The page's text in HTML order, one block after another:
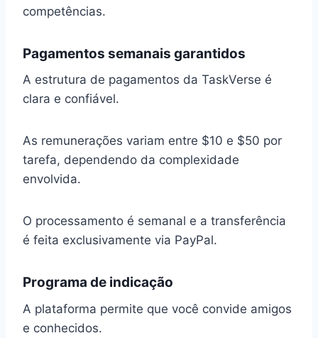
competências.
Pagamentos semanais garantidos
A estrutura de pagamentos da TaskVerse é
clara e confiável.
As remunerações variam entre $10 e $50 por
tarefa, dependendo da complexidade
envolvida.
O processamento é semanal e a transferência
é feita exclusivamente via PayPal.
Programa de indicação
A plataforma permite que você convide amigos
e conhecidos.